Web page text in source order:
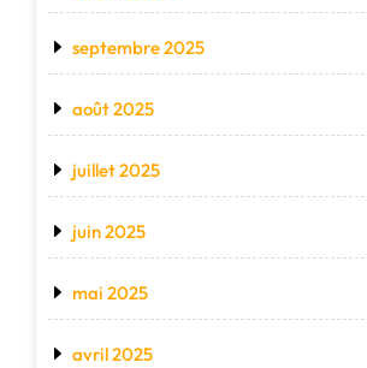
septembre 2025
août 2025
juillet 2025
juin 2025
mai 2025
avril 2025